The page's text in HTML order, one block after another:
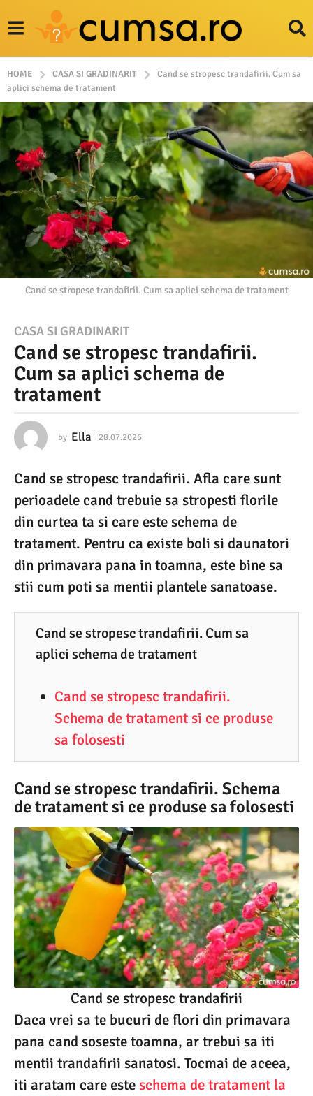
HOME CASA SI GRADINARIT
Cand se stropesc trandafirii. Cum sa
aplici schema de tratament
Cand se stropesc trandafirii. Cum sa aplici schema de tratament
2
8
.
0
.
0
2
6
2
8
.
0
CASA SI GRADINARIT
Cand se stropesc trandafirii.
Cum sa aplici schema de
tratament
by Ella 28.07.2026
0
.
2
0
2
Cand se stropesc trandafirii. Afla care sunt
perioadele cand trebuie sa stropesti florile
din curtea ta si care este schema de
tratament. Pentru ca existe boli si daunatori
din primavara pana in toamna, este bine sa
stii cum poti sa mentii plantele sanatoase.
Cand se stropesc trandafirii. Cum sa
aplici schema de tratament
Cand se stropesc trandafirii.
Schema de tratament si ce produse
sa folosesti
Cand se stropesc trandafirii. Schema
de tratament si ce produse sa folosesti
Cand se stropesc trandafirii
Daca vrei sa te bucuri de flori din primavara
pana cand soseste toamna, ar trebui sa iti
mentii trandafirii sanatosi. Tocmai de aceea,
iti aratam care esteschema de tratament la